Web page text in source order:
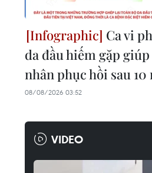
Ca vi
da đầu hiếm gặp
nhân phục hồi sau 10
08/08/2026 03:52
VIDEO